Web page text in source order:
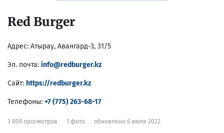
Red Burger
Адрес: Атырау, Авангард-3, 31/5
Эл. почта: info@redburger.kz
Сайт: https://redburger.kz
Телефоны: +7 (775) 263-68-17
3 809 просмотров 1 фото обновлено 6 июля 2022